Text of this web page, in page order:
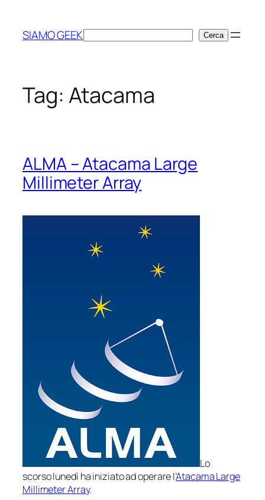
contenuto
SIAMO GEEKCerca Cerca
Tag: Atacama
ALMA – Atacama Large
Millimeter Array
Lo
scorso lunedì ha iniziato ad operare l’Atacama Large
Millimeter Array.